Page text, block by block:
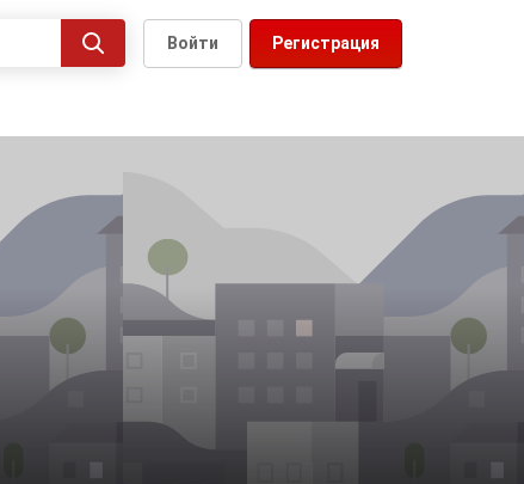
Регистрация
Войти